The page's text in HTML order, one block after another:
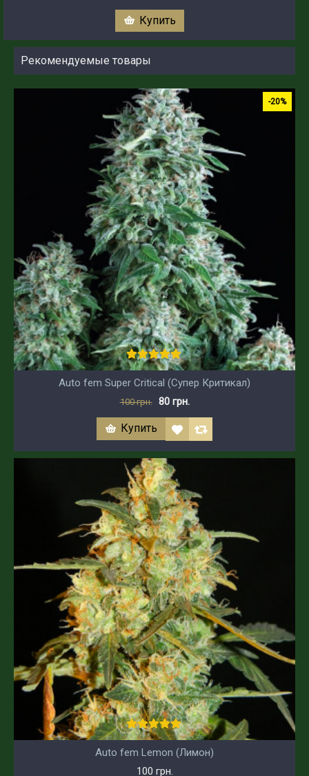
Купить
Рекомендуемые товары
-20%
Auto fem Super Critical (Супер Критикал)
100 грн. 80 грн.
Купить
Auto fem Lemon (Лимон)
100 грн.